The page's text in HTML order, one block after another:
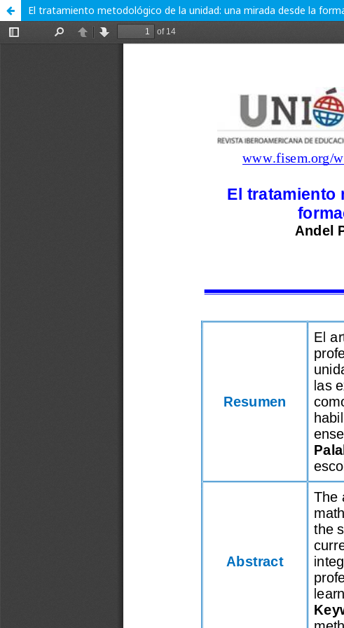
El tratamiento metodológico de la unidad: una mirada desde la